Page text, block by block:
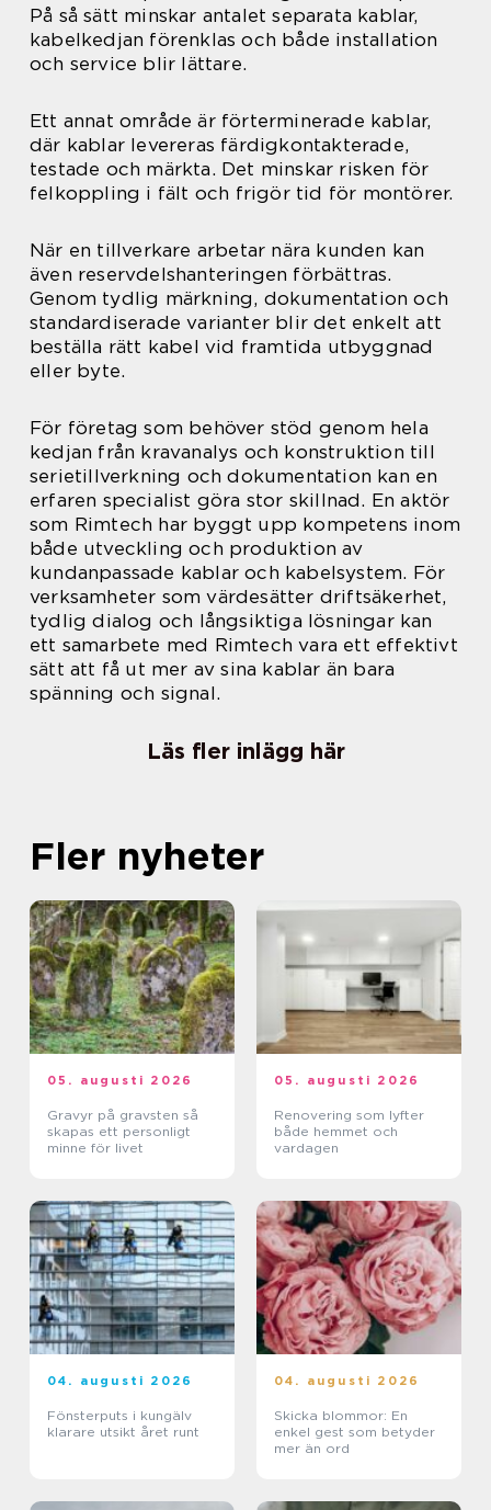
På så sätt minskar antalet separata kablar,
kabelkedjan förenklas och både installation
och service blir lättare.
Ett annat område är förterminerade kablar,
där kablar levereras färdigkontakterade,
testade och märkta. Det minskar risken för
felkoppling i fält och frigör tid för montörer.
När en tillverkare arbetar nära kunden kan
även reservdelshanteringen förbättras.
Genom tydlig märkning, dokumentation och
standardiserade varianter blir det enkelt att
beställa rätt kabel vid framtida utbyggnad
eller byte.
För företag som behöver stöd genom hela
kedjan från kravanalys och konstruktion till
serietillverkning och dokumentation kan en
erfaren specialist göra stor skillnad. En aktör
som Rimtech har byggt upp kompetens inom
både utveckling och produktion av
kundanpassade kablar och kabelsystem. För
verksamheter som värdesätter driftsäkerhet,
tydlig dialog och långsiktiga lösningar kan
ett samarbete med Rimtech vara ett effektivt
sätt att få ut mer av sina kablar än bara
spänning och signal.
Läs fler inlägg här
Fler nyheter
05. augusti 2026
Gravyr på gravsten så
skapas ett personligt
minne för livet
05. augusti 2026
Renovering som lyfter
både hemmet och
vardagen
04. augusti 2026
Fönsterputs i kungälv
klarare utsikt året runt
04. augusti 2026
Skicka blommor: En
enkel gest som betyder
mer än ord